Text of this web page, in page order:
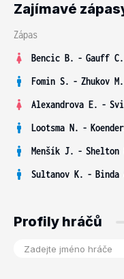
Zajímavé
Zápas
Bencic B. - Gauff C.
Fomin S. - Zhukov M.
Alexandrova E. -
Lootsma N. -
Menšík J. - Shelton
Sultanov K. - Binda
Profily hráčů